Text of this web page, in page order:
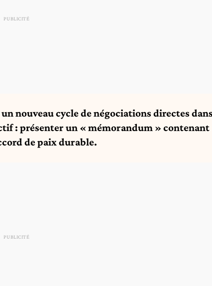
nouveau cycle de négociations directes
: présenter un « mémorandum » contenant
de paix durable.